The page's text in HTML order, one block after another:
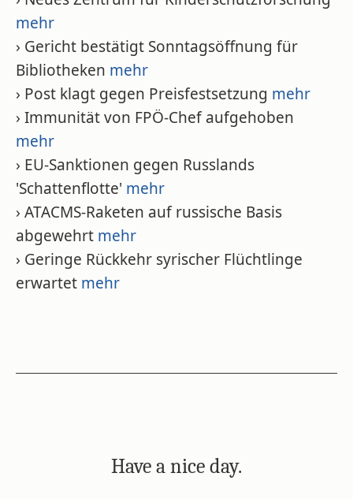
mehr
› Gericht bestätigt Sonntagsöffnung für
Bibliotheken mehr
› Post klagt gegen Preisfestsetzung mehr
› Immunität von FPÖ-Chef aufgehoben
mehr
› EU-Sanktionen gegen Russlands
'Schattenflotte' mehr
› ATACMS-Raketen auf russische Basis
abgewehrt mehr
› Geringe Rückkehr syrischer Flüchtlinge
erwartet mehr
Have a nice day.